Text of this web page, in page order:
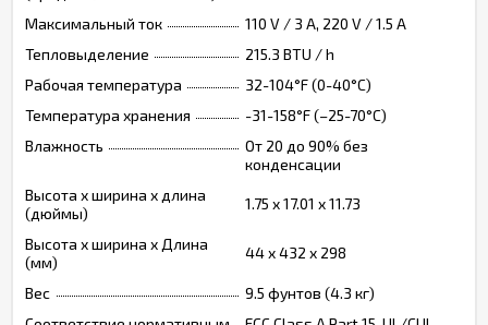
Максимальный ток
110 V / 3 A, 220 V / 1.5 A
Тепловыделение
215.3 BTU / h
Рабочая температура
32-104°F (0-40°C)
Температура хранения
-31-158°F (–25-70°C)
Влажность
От 20 до 90% без
конденсации
Высота х ширина х длина
(дюймы)
1.75 x 17.01 x 11.73
Высота х ширина х Длина
(мм)
44 x 432 x 298
Вес
9.5 фунтов (4.3 кг)